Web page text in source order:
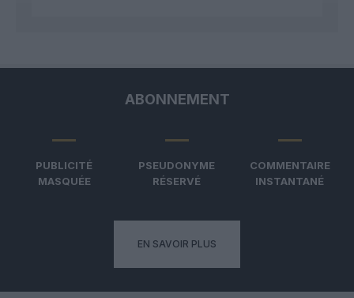
ABONNEMENT
PUBLICITÉ
MASQUÉE
PSEUDONYME
RÉSERVÉ
COMMENTAIRE
INSTANTANÉ
EN SAVOIR PLUS